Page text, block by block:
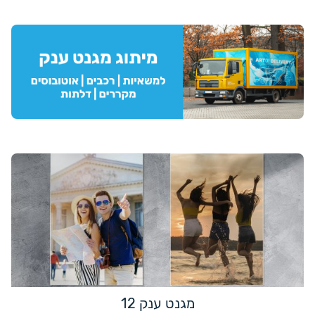
מגנט ענק 12